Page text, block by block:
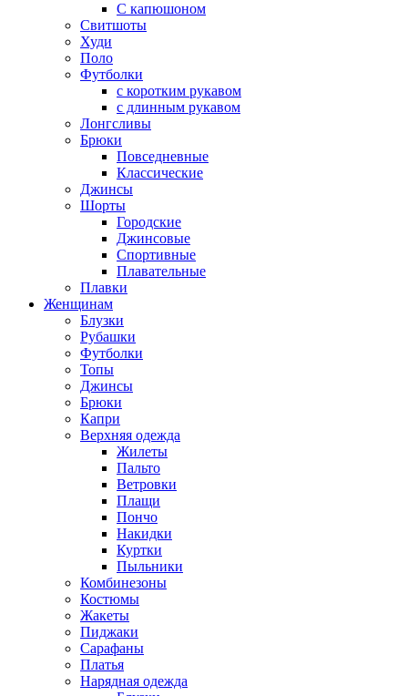
С капюшоном
Свитшоты
Худи
Поло
Футболки
с коротким рукавом
с длинным рукавом
Лонгсливы
Брюки
Повседневные
Классические
Джинсы
Шорты
Городские
Джинсовые
Спортивные
Плавательные
Плавки
Женщинам
Блузки
Рубашки
Футболки
Топы
Джинсы
Брюки
Капри
Верхняя одежда
Жилеты
Пальто
Ветровки
Плащи
Пончо
Накидки
Куртки
Пыльники
Комбинезоны
Костюмы
Жакеты
Пиджаки
Сарафаны
Платья
Нарядная одежда